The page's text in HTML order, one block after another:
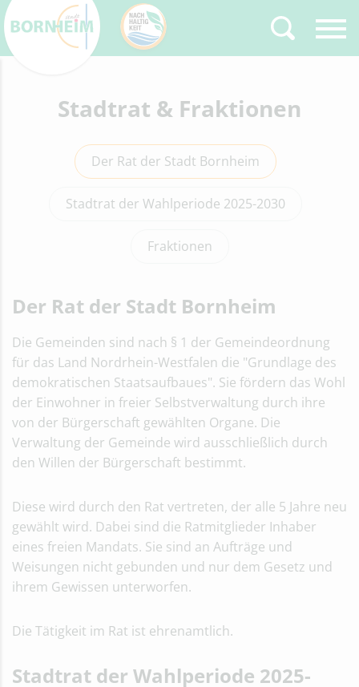
Zurück
Type 2 or more
characters for results.
Stadtrat & Fraktionen
Der Rat der Stadt Bornheim
Stadtrat der Wahlperiode 2025-2030
Fraktionen
Der Rat der Stadt Bornheim
Die Gemeinden sind nach § 1 der Gemeindeordnung
für das Land Nordrhein-Westfalen die "Grundlage des
demokratischen Staatsaufbaues". Sie fördern das Wohl
der Einwohner in freier Selbstverwaltung durch ihre
von der Bürgerschaft gewählten Organe. Die
Verwaltung der Gemeinde wird ausschließlich durch
den Willen der Bürgerschaft bestimmt.
Diese wird durch den Rat vertreten, der alle 5 Jahre neu
gewählt wird. Dabei sind die Ratmitglieder Inhaber
eines freien Mandats. Sie sind an Aufträge und
Weisungen nicht gebunden und nur dem Gesetz und
ihrem Gewissen unterworfen.
Die Tätigkeit im Rat ist ehrenamtlich.
Stadtrat der Wahlperiode 2025-